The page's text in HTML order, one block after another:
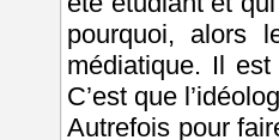
pourquoi, alors
médiatique. Il
C’est que
Autrefois pour